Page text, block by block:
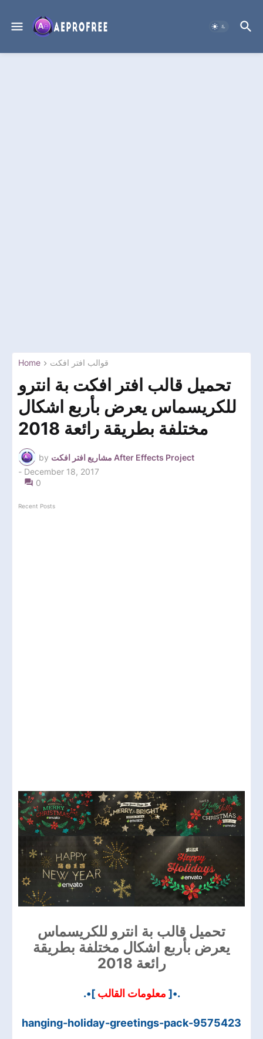
Home قوالب افتر افكت
تحميل قالب افتر افكت بة انترو
للكريسماس يعرض بأربع اشكال
مختلفة بطريقة رائعة 2018
by
مشاريع افتر افكت After Effects Project
- December 18, 2017
0
Recent Posts
تحميل قالب بة انترو للكريسماس
يعرض بأربع اشكال مختلفة بطريقة
رائعة 2018
.•[ معلومات القالب ]•.
hanging-holiday-greetings-pack-9575423